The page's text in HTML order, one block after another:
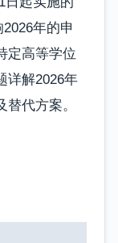
年的申
定高等学位
详解2026年
代方案。